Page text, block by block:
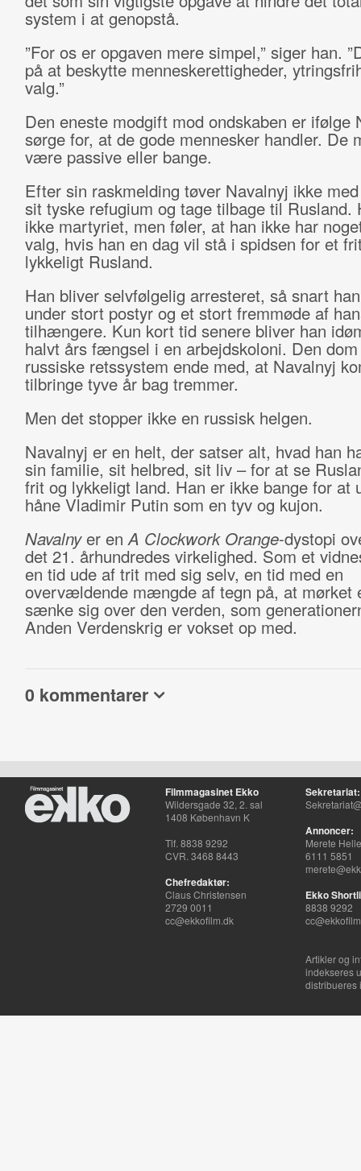
system i at genopstå.
”For os er opgaven mere simpel,” siger han.
på at beskytte menneskerettigheder,
valg.”
Den eneste modgift mod ondskaben er ifølge
sørge for, at de gode mennesker handler. De
være passive eller bange.
Efter sin raskmelding tøver Navalnyj ikke
sit tyske refugium og tage tilbage til Rusland.
ikke martyriet, men føler, at han ikke har
valg, hvis han en dag vil stå i spidsen for et
lykkeligt Rusland.
Han bliver selvfølgelig arresteret, så snart
under stort postyr og et stort fremmøde af
tilhængere. Kun kort tid senere bliver han
halvt års fængsel i en arbejdskoloni. Den
russiske retssystem ende med, at Navalnyj
tilbringe tyve år bag tremmer.
Men det stopper ikke en russisk helgen.
Navalnyj er en helt, der satser alt, hvad han
sin familie, sit helbred, sit liv – for at se
frit og lykkeligt land. Han er ikke bange for at
håne Vladimir Putin som en tyv og kujon.
Navalnyer enA Clockwork Orange-dystopi
det 21. århundredes virkelighed. Som et
en tid ude af trit med sig selv, en tid med en
overvældende mængde af tegn på, at mørket
sænke sig over den verden, som
Anden Verdenskrig er vokset op med.
0 kommentarer
Filmmagasinet Ekko
Wildersgade 32, 2. sal
1408 København K
Tlf. 8838 9292
CVR. 3468 8443
Chefredaktør:
Claus Christensen
2729 0011
cc@ekkofilm.dk
Sekretariat:
Annoncer:
Merete
6111 5851
Ekko
8838 9292
Artikler og
indekseres
distribueres